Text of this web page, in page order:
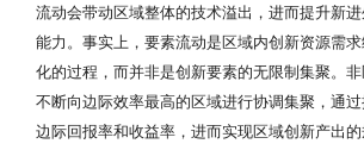
流动会带动区域整体的技术溢出，进而提升新
能力。事实上，要素流动是区域内创新资源需
化的过程，而并非是创新要素的无限制集聚。
不断向边际效率最高的区域进行协调集聚，通
边际回报率和收益率，进而实现区域创新产出的